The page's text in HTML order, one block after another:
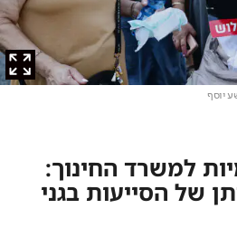
יוסף
למשרד החינוך:
של הסייעות בגני